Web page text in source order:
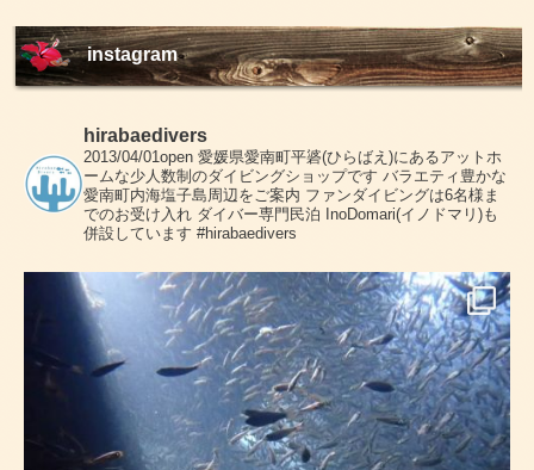
instagram
hirabaedivers
2013/04/01open 愛媛県愛南町平碆(ひらばえ)にあるアットホ
ームな少人数制のダイビングショップです バラエティ豊かな
愛南町内海塩子島周辺をご案内 ファンダイビングは6名様ま
でのお受け入れ ダイバー専門民泊 InoDomari(イノドマリ)も
併設しています #hirabaedivers